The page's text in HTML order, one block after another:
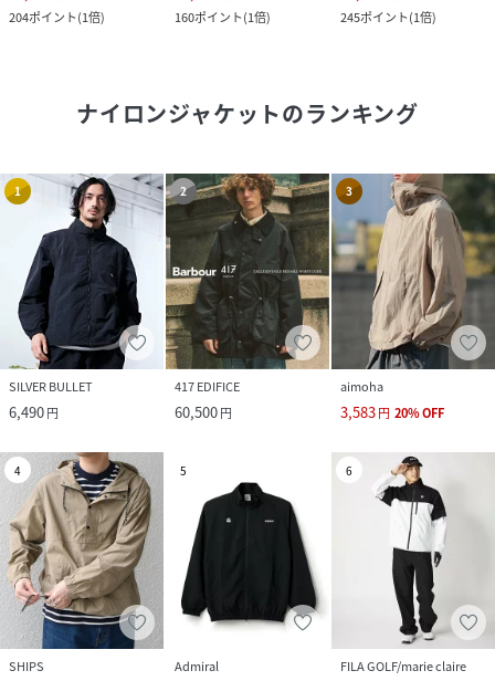
204ポイント(1倍)
160ポイント(1倍)
245ポイント(1倍)
ナイロンジャケットのランキング
1
SILVER BULLET
6,490円
2
417 EDIFICE
60,500円
3
aimoha
3,583円 20%OFF
4
SHIPS
5
Admiral
6
FILA GOLF/marie claire